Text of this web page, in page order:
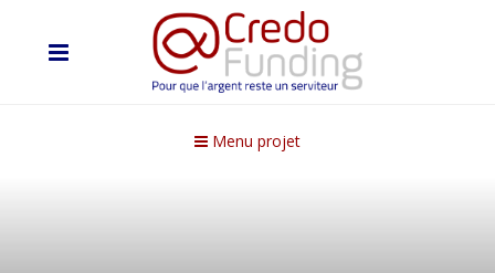
Menu projet